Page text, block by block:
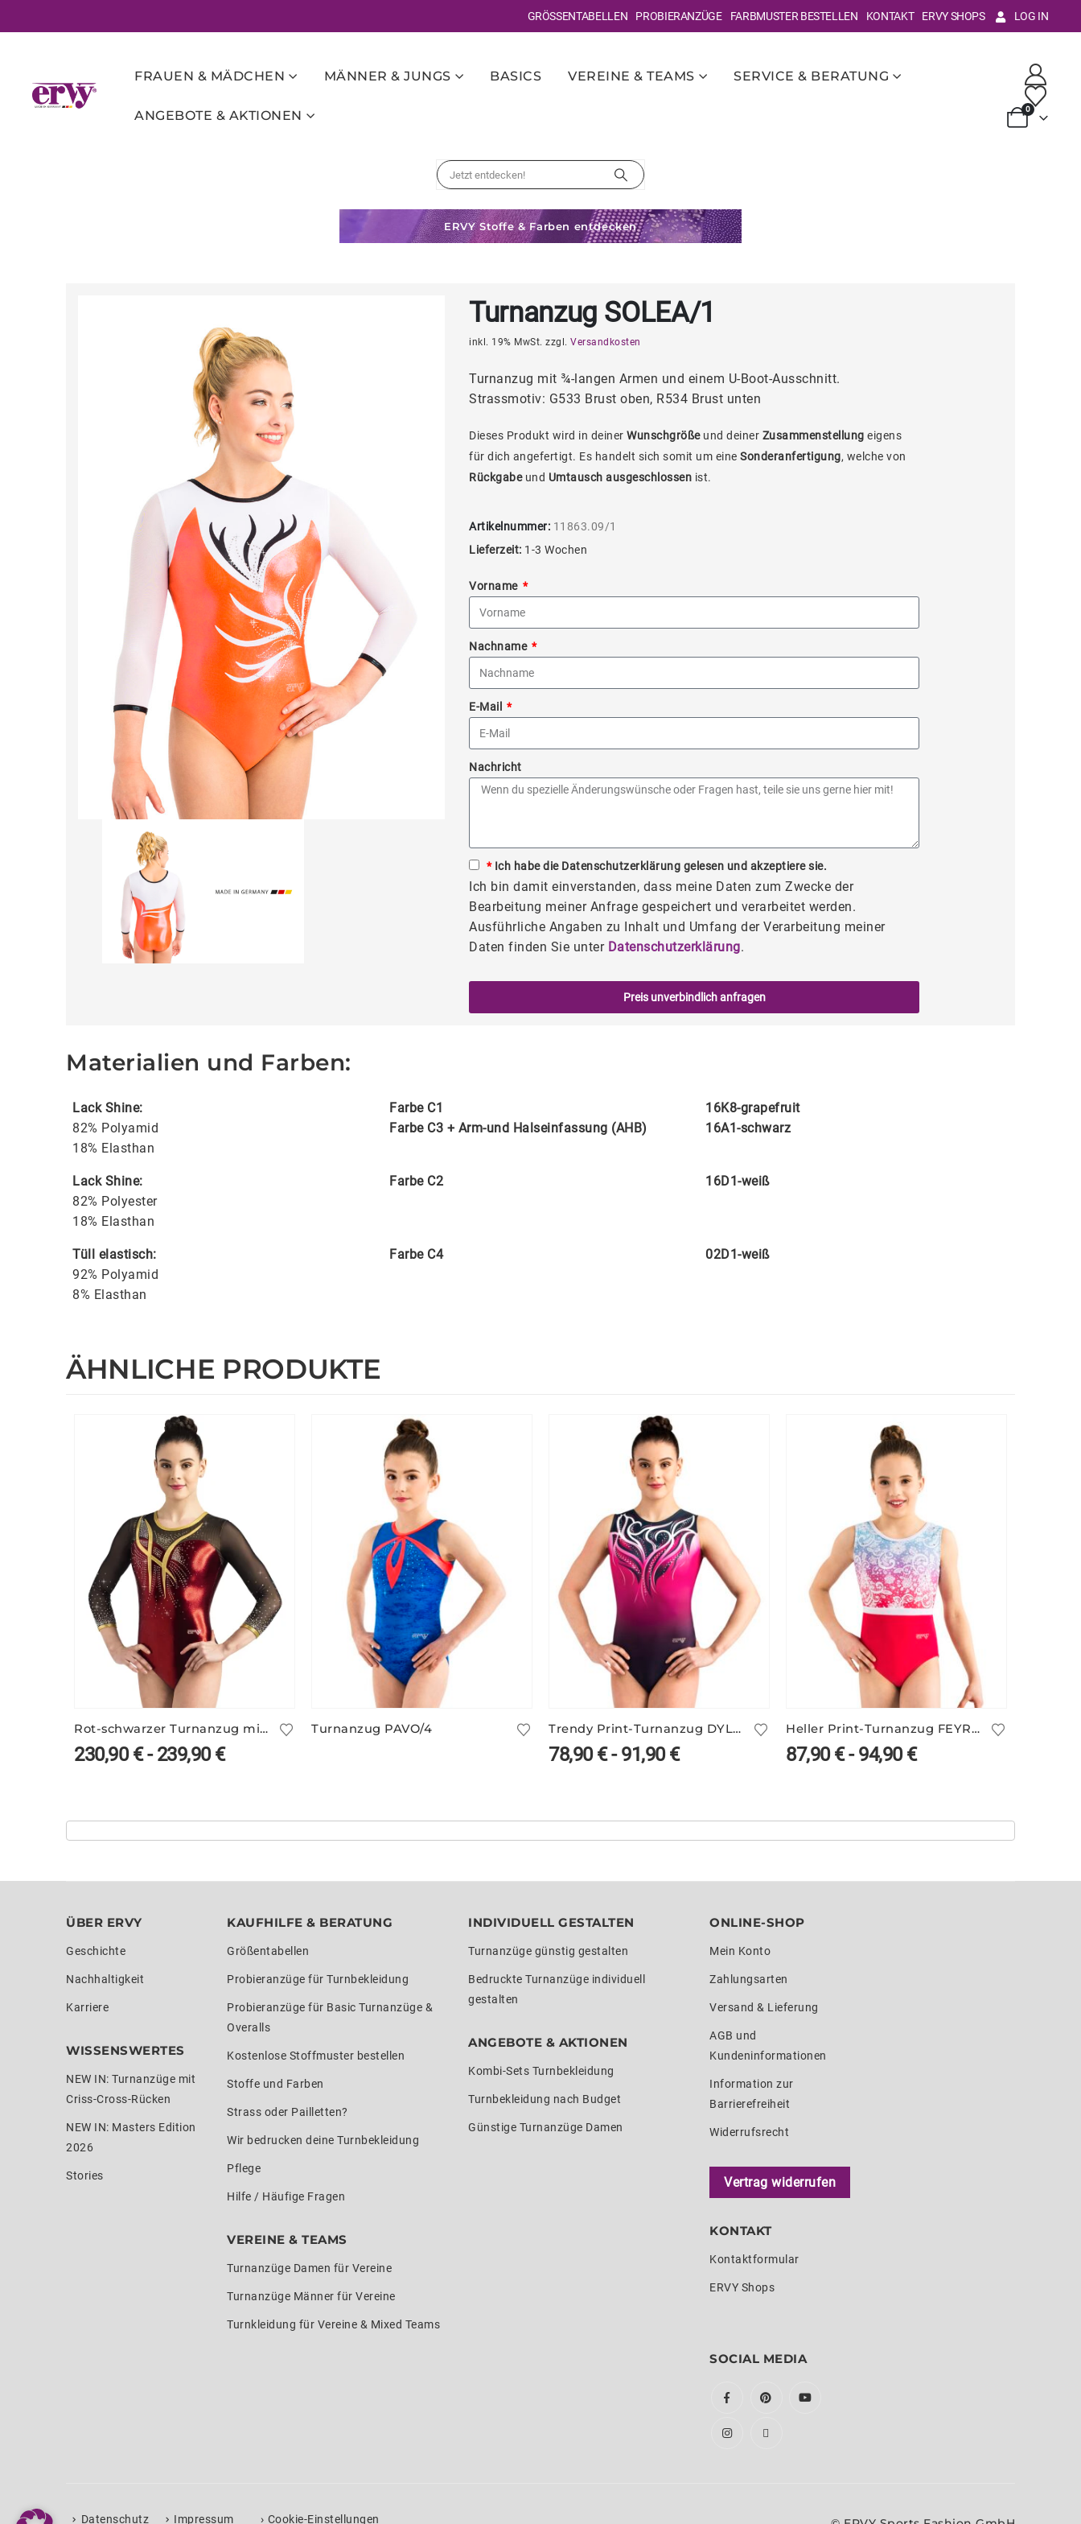
GRÖSSENTABELLEN PROBIERANZÜGE FARBMUSTER BESTELLEN KONTAKT ERVY SHOPS LOG IN
FRAUEN & MÄDCHEN MÄNNER & JUNGS BASICS VEREINE & TEAMS SERVICE & BERATUNG
ANGEBOTE & AKTIONEN 0
ERVY Stoffe & Farben entdecken
Turnanzug SOLEA/1
inkl. 19% MwSt. zzgl. Versandkosten
Turnanzug mit ¾-langen Armen und einem U-Boot-Ausschnitt.
Strassmotiv: G533 Brust oben, R534 Brust unten
Dieses Produkt wird in deiner Wunschgrößeund deiner Zusammenstellung eigens
für dich angefertigt. Es handelt sich somit um eine Sonderanfertigung, welche von
Rückgabeund Umtausch ausgeschlossen ist.
Artikelnummer: 11863.09/1
Lieferzeit: 1-3 Wochen
Vorname
Nachname
E-Mail
Nachricht
*Ich habe die Datenschutzerklärung gelesen und akzeptiere sie.
Ich bin damit einverstanden, dass meine Daten zum Zwecke der
Bearbeitung meiner Anfrage gespeichert und verarbeitet werden.
Ausführliche Angaben zu Inhalt und Umfang der Verarbeitung meiner
Daten finden Sie unter Datenschutzerklärung.
Preis unverbindlich anfragen
Materialien und Farben:
Lack Shine:
82% Polyamid
18% Elasthan
Farbe C1
Farbe C3 + Arm-und Halseinfassung (AHB)
16K8-grapefruit
16A1-schwarz
Lack Shine:
82% Polyester
18% Elasthan
Farbe C2 16D1-weiß
Tüll elastisch:
92% Polyamid
8% Elasthan
Farbe C4 02D1-weiß
ÄHNLICHE PRODUKTE
Rot-schwarzer Turnanzug mit Netzärmeln – TALITHA/4
230,90€-239,90€
Turnanzug PAVO/4 Trendy Print-Turnanzug DYLA/2 – pink-schwarz
78,90€-91,90€
Heller Print-Turnanzug FEYRA/2
87,90€-94,90€
ÜBER ERVY
Geschichte
Nachhaltigkeit
Karriere
WISSENSWERTES
NEW IN: Turnanzüge mit
Criss-Cross-Rücken
NEW IN: Masters Edition
2026
Stories
KAUFHILFE & BERATUNG
Größentabellen
Probieranzüge für Turnbekleidung
Probieranzüge für Basic Turnanzüge &
Overalls
Kostenlose Stoffmuster bestellen
Stoffe und Farben
Strass oder Pailletten?
Wir bedrucken deine Turnbekleidung
Pflege
Hilfe / Häufige Fragen
VEREINE & TEAMS
Turnanzüge Damen für Vereine
Turnanzüge Männer für Vereine
Turnkleidung für Vereine & Mixed Teams
INDIVIDUELL GESTALTEN
Turnanzüge günstig gestalten
Bedruckte Turnanzüge individuell
gestalten
ANGEBOTE & AKTIONEN
Kombi-Sets Turnbekleidung
Turnbekleidung nach Budget
Günstige Turnanzüge Damen
ONLINE-SHOP
Mein Konto
Zahlungsarten
Versand & Lieferung
AGB und
Kundeninformationen
Information zur
Barrierefreiheit
Widerrufsrecht
Vertrag widerrufen
KONTAKT
Kontaktformular
ERVY Shops
SOCIAL MEDIA
Datenschutz Impressum › Cookie-Einstellungen